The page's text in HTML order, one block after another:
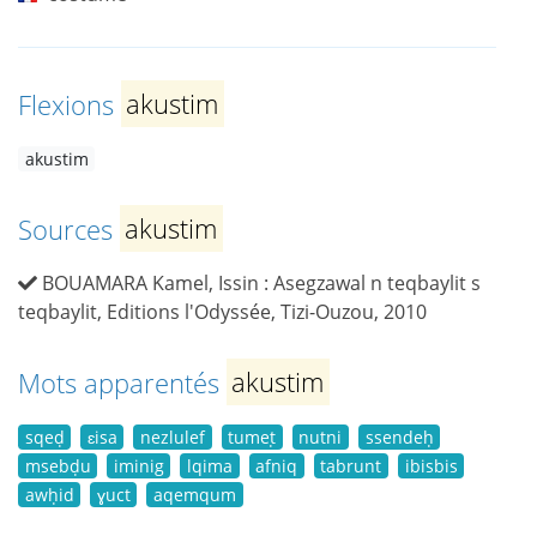
Flexions akustim
akustim
Sources akustim
BOUAMARA Kamel, Issin : Asegzawal n teqbaylit s
teqbaylit, Editions l'Odyssée, Tizi-Ouzou, 2010
Mots apparentés akustim
sqeḍ ɛisa nezlulef tumeṭ nutni
ssendeḥ
msebḍu
iminig lqima afniq tabrunt
ibisbis
awḥid
ɣuct aqemqum